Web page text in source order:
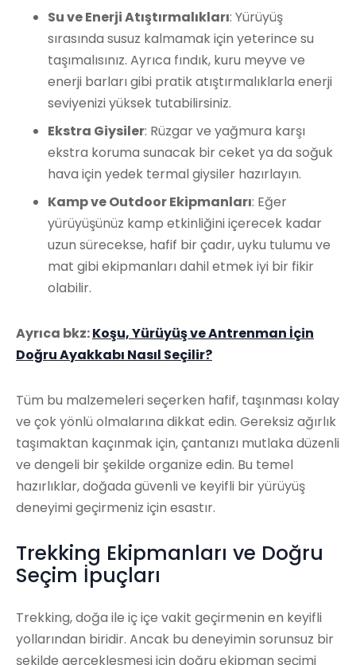
Su ve Enerji Atıştırmalıkları: Yürüyüş
sırasında susuz kalmamak için yeterince su
taşımalısınız. Ayrıca fındık, kuru meyve ve
enerji barları gibi pratik atıştırmalıklarla enerji
seviyenizi yüksek tutabilirsiniz.
Ekstra Giysiler: Rüzgar ve yağmura karşı
ekstra koruma sunacak bir ceket ya da soğuk
hava için yedek termal giysiler hazırlayın.
Kamp ve Outdoor Ekipmanları: Eğer
yürüyüşünüz kamp etkinliğini içerecek kadar
uzun sürecekse, hafif bir çadır, uyku tulumu ve
mat gibi ekipmanları dahil etmek iyi bir fikir
olabilir.
Ayrıca bkz:Koşu, Yürüyüş ve Antrenman İçin
Doğru Ayakkabı Nasıl Seçilir?
Tüm bu malzemeleri seçerken hafif, taşınması kolay
ve çok yönlü olmalarına dikkat edin. Gereksiz ağırlık
taşımaktan kaçınmak için, çantanızı mutlaka düzenli
ve dengeli bir şekilde organize edin. Bu temel
hazırlıklar, doğada güvenli ve keyifli bir yürüyüş
deneyimi geçirmeniz için esastır.
Trekking Ekipmanları ve Doğru
Seçim İpuçları
Trekking, doğa ile iç içe vakit geçirmenin en keyifli
yollarından biridir. Ancak bu deneyimin sorunsuz bir
şekilde gerçekleşmesi için doğru ekipman seçimi